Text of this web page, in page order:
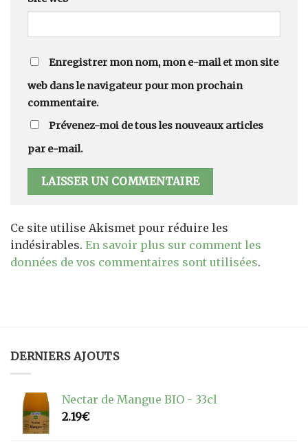
Enregistrer mon nom, mon e-mail et mon site
web dans le navigateur pour mon prochain
commentaire.
Prévenez-moi de tous les nouveaux articles
par e-mail.
Ce site utilise Akismet pour réduire les
indésirables. En savoir plus sur comment les
données de vos commentaires sont utilisées.
DERNIERS AJOUTS
Nectar de Mangue BIO - 33cl
2.19€